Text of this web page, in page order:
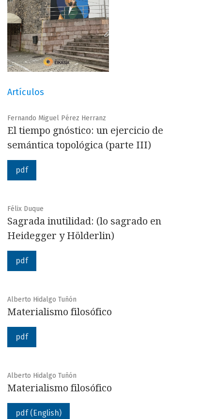
Artículos
Fernando Miguel Pérez Herranz
El tiempo gnóstico: un ejercicio de
semántica topológica (parte III)
pdf
Félix Duque
Sagrada inutilidad: (lo sagrado en
Heidegger y Hölderlin)
pdf
Alberto Hidalgo Tuñón
Materialismo filosófico
pdf
Alberto Hidalgo Tuñón
Materialismo filosófico
pdf (English)